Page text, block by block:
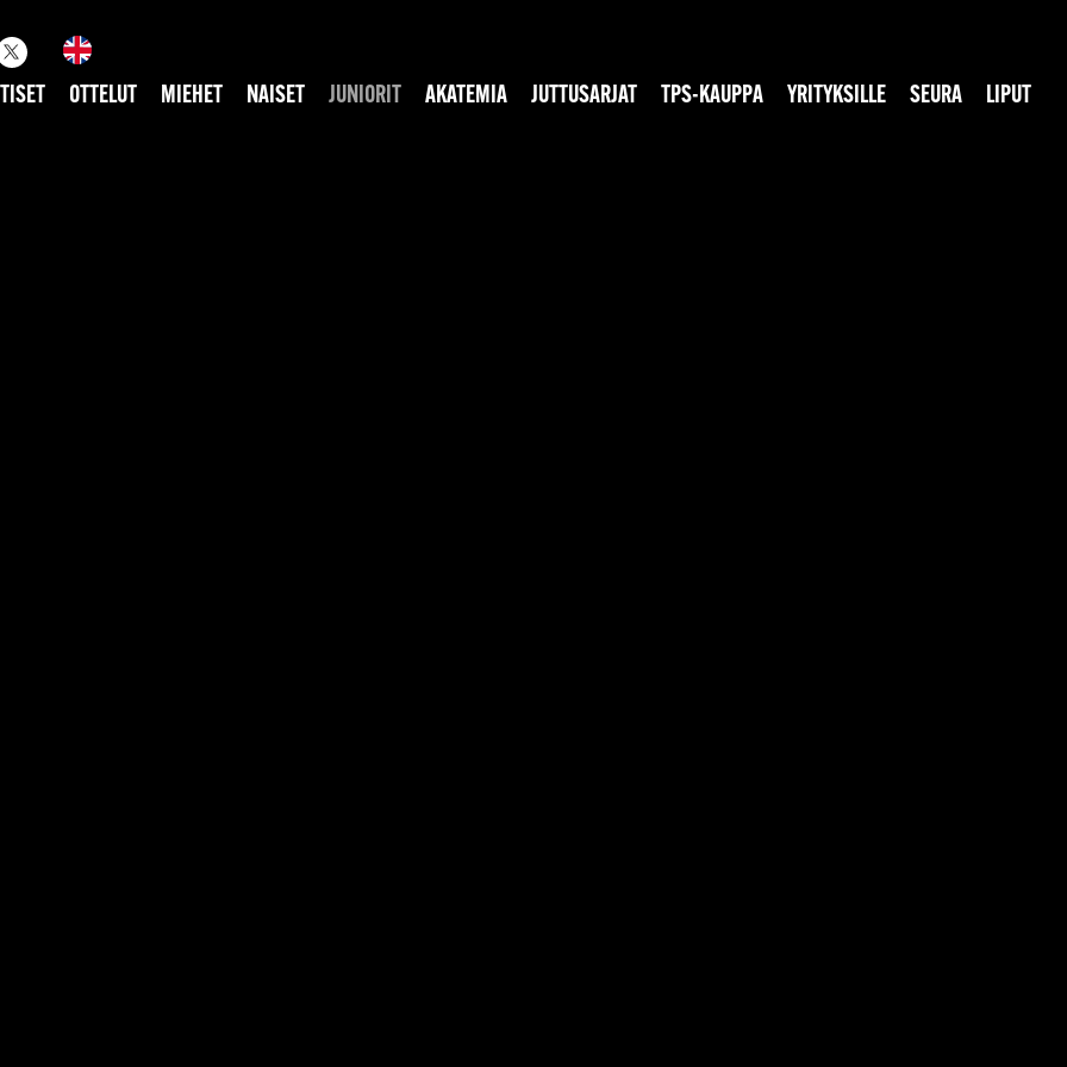
OTTELUT MIEHET NAISET JUNIORIT AKATEMIA JUTTUSARJAT TPS-KAUPPA YRITYKSILLE SEURA LIPUT